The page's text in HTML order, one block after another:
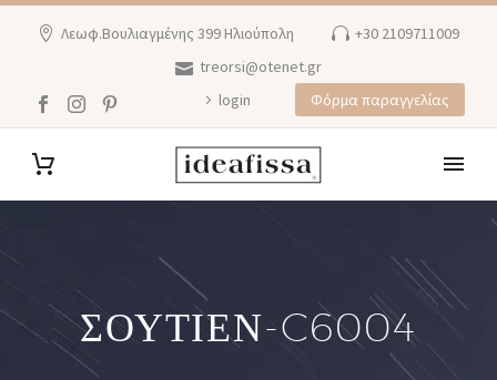
Λεωφ.Βουλιαγμένης 399 Ηλιούπολη
+30 2109711009
treorsi@otenet.gr
login
Φόρμα παραγγελίας
ΣΟΥΤΙΈΝ-C6004